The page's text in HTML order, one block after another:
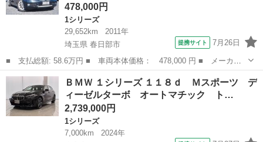
478,000円
1シリーズ
29,652km
2011年
埼玉県 春日部市
提携サイト 7月26日
■ 支払総額: 58.6万円 ■ 車両本体価格： 478,000 円 ■ メーカー
名： ＢＭＷ ■ 車種名： １シリーズ ■ グレード名： １１６
ｉ 車検整備付 ナビ ＥＴＣ プッシュスタート ８ＡＴ ■ 排気
量： 160...
埼玉 春日部市 1シリーズ
ＢＭＷ １シリーズ １１８ｄ Ｍスポーツ デ
ィーゼルターボ オートマチック ト…
2,739,000円
1シリーズ
7,000km
2024年